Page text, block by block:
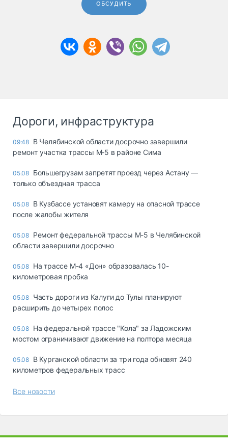
ОБСУДИТЬ
Дороги, инфраструктура
09:48 В Челябинской области досрочно завершили
ремонт участка трассы М‑5 в районе Сима
05.08 Большегрузам запретят проезд через Астану —
только объездная трасса
05.08 В Кузбассе установят камеру на опасной трассе
после жалобы жителя
05.08 Ремонт федеральной трассы М-5 в Челябинской
области завершили досрочно
05.08 На трассе М-4 «Дон» образовалась 10-
километровая пробка
05.08 Часть дороги из Калуги до Тулы планируют
расширить до четырех полос
05.08 На федеральной трассе "Кола" за Ладожским
мостом ограничивают движение на полтора месяца
05.08 В Курганской области за три года обновят 240
километров федеральных трасс
Все новости